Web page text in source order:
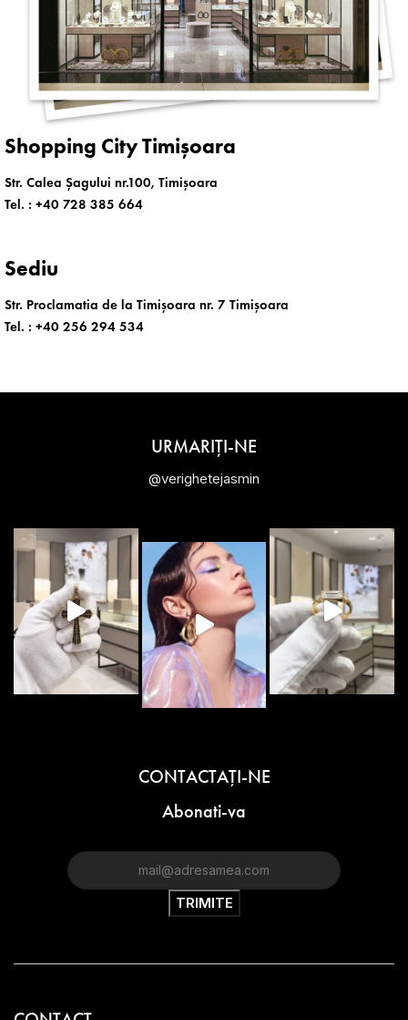
Shopping City Timișoara
Str. Calea Șagului nr.100, Timișoara
Tel. : +40 728 385 664
Sediu
Str. Proclamatia de la Timișoara nr. 7 Timișoara
Tel. : +40 256 294 534
URMARIȚI-NE
@verighetejasmin
CONTACTAŢI-NE
Abonati-va